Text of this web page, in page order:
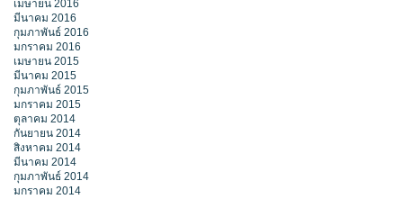
เมษายน 2016
มีนาคม 2016
กุมภาพันธ์ 2016
มกราคม 2016
เมษายน 2015
มีนาคม 2015
กุมภาพันธ์ 2015
มกราคม 2015
ตุลาคม 2014
กันยายน 2014
สิงหาคม 2014
มีนาคม 2014
กุมภาพันธ์ 2014
มกราคม 2014